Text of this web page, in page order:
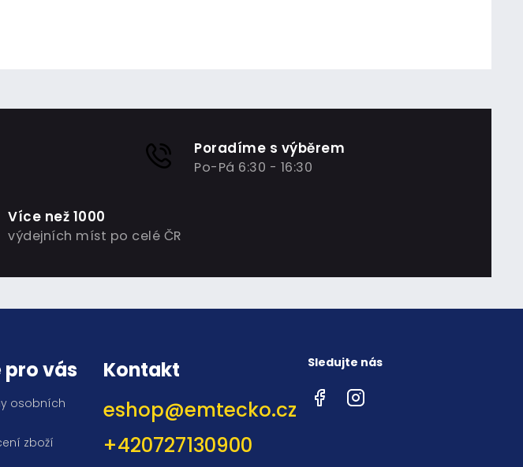
Poradíme s výběrem
Po-Pá 6:30 - 16:30
Více než 1000
výdejních míst po celé ČR
vás
osobních
zboží
Kontakt
eshop@emtecko.cz
+420727130900
Sledujte nás
FacebookInstagram